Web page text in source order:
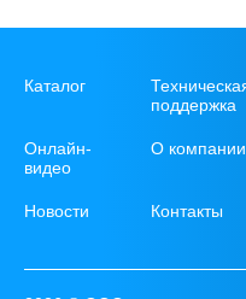
Каталог
поддержка
Онлайн-
видео
О компании
Новости Контакты